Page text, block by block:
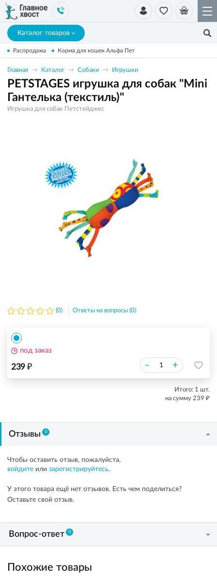
Каталог товаров
Распродажа Корма для кошек Альфа Пет
Главная Каталог Собаки Игрушки
PETSTAGES игрушка для собак "Mini
Гантелька (текстиль)"
Игрушка для собак Петстейджес
(0) Ответы на вопросы (0)
239 ₽ – +
под заказ
Итого: 1 шт.
на сумму 239 ₽
Отзывы 0
Чтобы оставить отзыв, пожалуйста,
войдите или зарегистрируйтесь.
У этого товара ещё нет отзывов. Есть чем поделиться?
Оставьте свой отзыв.
Вопрос-ответ 0
Похожие товары